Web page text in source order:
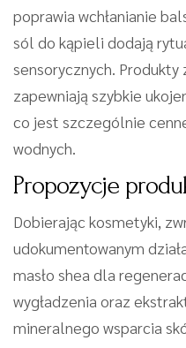
poprawia wchłanianie
sól do kąpieli dodają
sensorycznych. Produkty
zapewniają szybkie
co jest szczególnie
wodnych.
Propozycje
Dobierając kosmetyki,
udokumentowanym
masło shea dla
wygładzenia oraz
mineralnego wsparcia